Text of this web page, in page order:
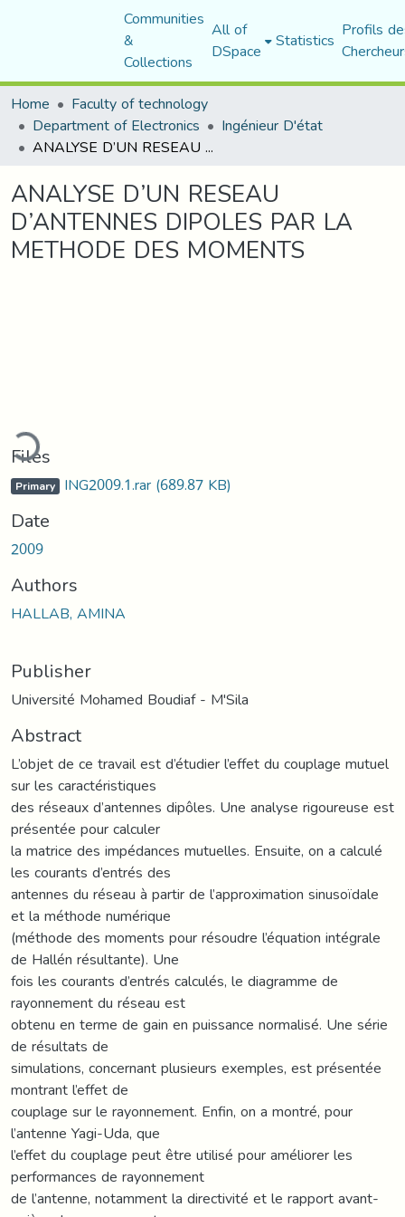
Communities
&
Collections
All of
DSpace Statistics Profils
Home
Faculty of technology
Department of Electronics Ingénieur D'état
ANALYSE D’UN RESEAU D’ANTENNES DIPOLES PAR LA METHODE DES MOMENTS
ANALYSE D’UN RESEAU
D’ANTENNES DIPOLES PAR LA
METHODE DES MOMENTS
Files
Primary ING2009.1.rar(689.87 KB)
Date
2009
Authors
HALLAB, AMINA
Publisher
Université Mohamed Boudiaf - M'Sila
Abstract
L’objet de ce travail est d’étudier l’effet du couplage mutuel
sur les caractéristiques
des réseaux d’antennes dipôles. Une analyse rigoureuse est
présentée pour calculer
la matrice des impédances mutuelles. Ensuite, on a calculé
les courants d’entrés des
antennes du réseau à partir de l’approximation sinusoïdale
et la méthode numérique
(méthode des moments pour résoudre l’équation intégrale
de Hallén résultante). Une
fois les courants d’entrés calculés, le diagramme de
rayonnement du réseau est
obtenu en terme de gain en puissance normalisé. Une série
de résultats de
simulations, concernant plusieurs exemples, est présentée
montrant l’effet de
couplage sur le rayonnement. Enfin, on a montré, pour
l’antenne Yagi-Uda, que
l’effet du couplage peut être utilisé pour améliorer les
performances de rayonnement
de l’antenne, notamment la directivité et le rapport avant-